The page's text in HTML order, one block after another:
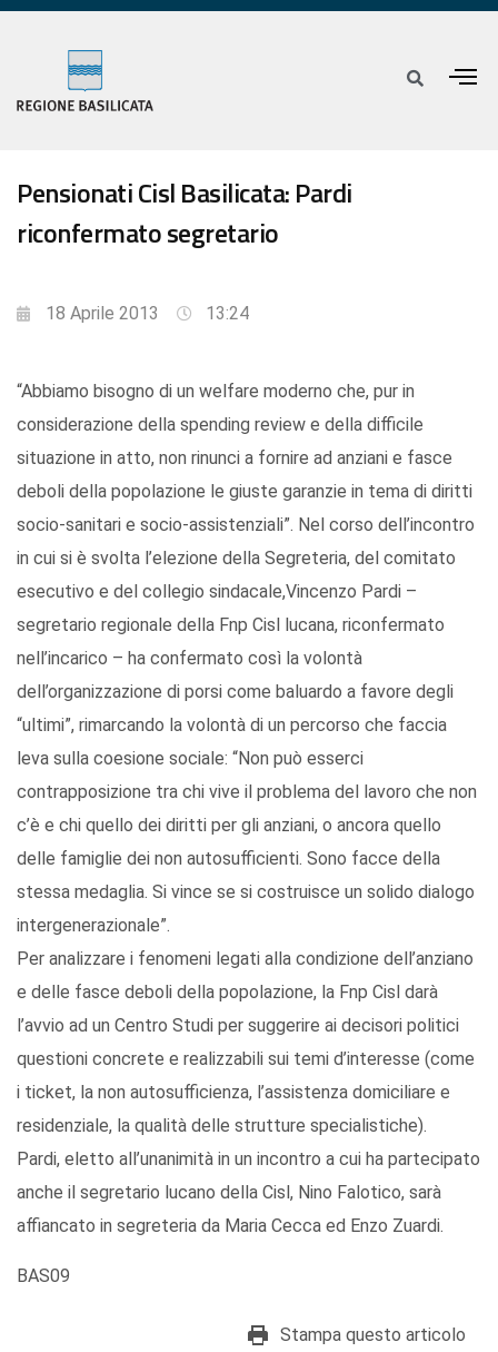
Pensionati Cisl Basilicata: Pardi
riconfermato segretario
18 Aprile 2013 13:24
“Abbiamo bisogno di un welfare moderno che, pur in
considerazione della spending review e della difficile
situazione in atto, non rinunci a fornire ad anziani e fasce
deboli della popolazione le giuste garanzie in tema di diritti
socio-sanitari e socio-assistenziali”. Nel corso dell’incontro
in cui si è svolta l’elezione della Segreteria, del comitato
esecutivo e del collegio sindacale,Vincenzo Pardi –
segretario regionale della Fnp Cisl lucana, riconfermato
nell’incarico – ha confermato così la volontà
dell’organizzazione di porsi come baluardo a favore degli
“ultimi”, rimarcando la volontà di un percorso che faccia
leva sulla coesione sociale: “Non può esserci
contrapposizione tra chi vive il problema del lavoro che non
c’è e chi quello dei diritti per gli anziani, o ancora quello
delle famiglie dei non autosufficienti. Sono facce della
stessa medaglia. Si vince se si costruisce un solido dialogo
intergenerazionale”.
Per analizzare i fenomeni legati alla condizione dell’anziano
e delle fasce deboli della popolazione, la Fnp Cisl darà
l’avvio ad un Centro Studi per suggerire ai decisori politici
questioni concrete e realizzabili sui temi d’interesse (come
i ticket, la non autosufficienza, l’assistenza domiciliare e
residenziale, la qualità delle strutture specialistiche).
Pardi, eletto all’unanimità in un incontro a cui ha partecipato
anche il segretario lucano della Cisl, Nino Falotico, sarà
affiancato in segreteria da Maria Cecca ed Enzo Zuardi.
BAS09
Stampa questo articolo